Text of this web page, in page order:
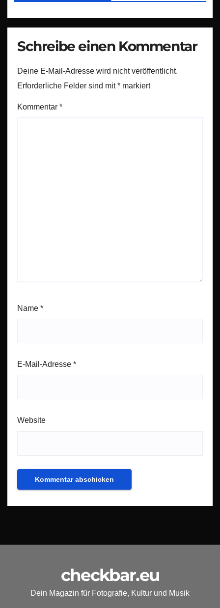
Schreibe einen Kommentar
Deine E-Mail-Adresse wird nicht veröffentlicht.
Erforderliche Felder sind mit* markiert
Kommentar *
Name *
E-Mail-Adresse *
Website
checkbar.eu
Dein Magazin für Fotografie, Kultur und Musik